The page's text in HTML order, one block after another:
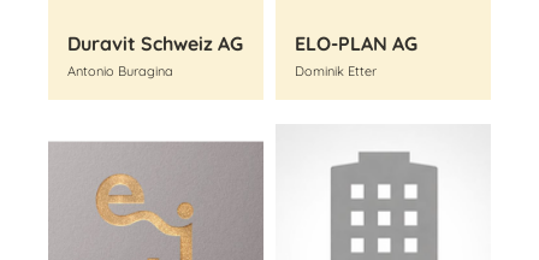
Duravit Schweiz AG
Antonio Buragina
ELO-PLAN AG
Dominik Etter